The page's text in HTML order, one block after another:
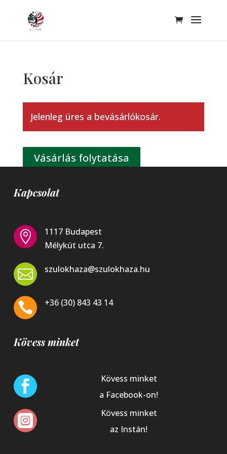
Kosár
Jelenleg üres a bevásárlókosár.
Vásárlás folytatása
Kapcsolat

1117 Budapest
Mélykút utca 7.
 szulokhaza@szulokhaza.hu
 +36 (30) 843 43 14
Kövess minket

Kövess minket
a Facebook-on!

Kövess minket
az Instán!